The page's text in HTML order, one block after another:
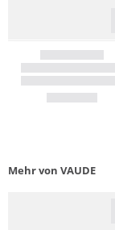
Mehr von VAUDE